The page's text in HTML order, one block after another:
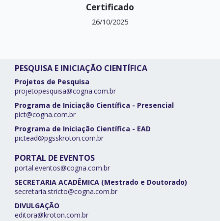
Certificado
26/10/2025
PESQUISA E INICIAÇÃO CIENTÍFICA
Projetos de Pesquisa
projetopesquisa@cogna.com.br
Programa de Iniciação Científica - Presencial
pict@cogna.com.br
Programa de Iniciação Científica - EAD
pictead@pgsskroton.com.br
PORTAL DE EVENTOS
portal.eventos@cogna.com.br
SECRETARIA ACADÊMICA (Mestrado e Doutorado)
secretaria.stricto@cogna.com.br
DIVULGAÇÃO
editora@kroton.com.br